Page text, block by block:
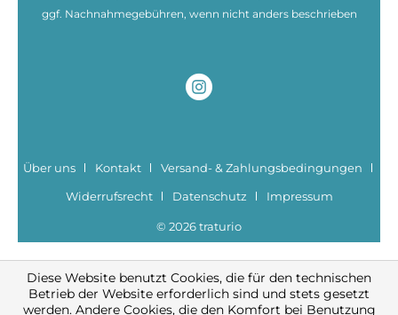
ggf. Nachnahmegebühren, wenn nicht anders beschrieben
Über uns Kontakt
Versand- & Zahlungsbedingungen
Widerrufsrecht
Datenschutz Impressum
© 2026 traturio
Diese Website benutzt Cookies, die für den technischen
Betrieb der Website erforderlich sind und stets gesetzt
werden. Andere Cookies, die den Komfort bei Benutzung